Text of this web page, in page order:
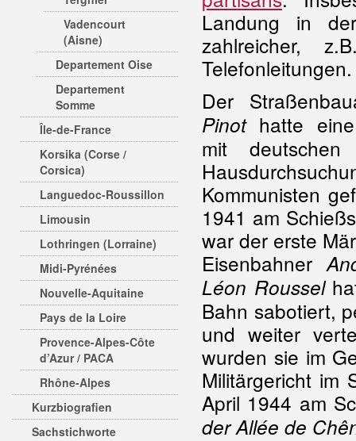
Vadencourt
(Aisne)
Departement Oise
Departement
Somme
Île-de-France
Korsika (Corse /
Corsica)
Languedoc-Roussillon
Limousin
Lothringen (Lorraine)
Midi-Pyrénées
Nouvelle-Aquitaine
Pays de la Loire
Provence-Alpes-Côte
d’Azur / PACA
Rhône-Alpes
Kurzbiografien
Sachstichworte
Landung in
zahlreicher,
Telefonleitungen.
Der
Pinothatte eine
mit
Kommunisten
1941 am
war der erste
Eisenbahner
Léon Roussel
Bahn sabotiert,
und weiter
wurden sie im
Militärgericht im
April 1944 am
der Allée de